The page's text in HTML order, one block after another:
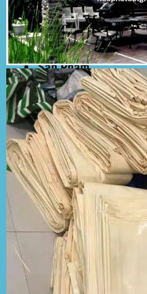
Hòa Phát Đạt
Giới thiệu Hòa Phát
Sản Phẩm
Sản Phẩm
Bạt che
Bạt kéo
Bạt che
Bạt
Bạt sọc
Bạt
Bạt lót
Bạt
Màng
Sản Phẩm
Dù